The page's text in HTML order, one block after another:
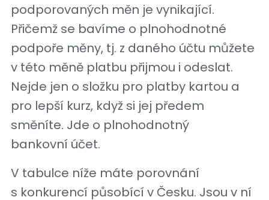
podporovaných měn je vynikající.
Přičemž se bavíme o plnohodnotné
podpoře měny, tj. z daného účtu můžete
v této měně platbu přijmou i odeslat.
Nejde jen o složku pro platby kartou a
pro lepší kurz, když si jej předem
směníte. Jde o plnohodnotný
bankovní účet.
V tabulce níže máte porovnání
s konkurencí působící v Česku. Jsou v ní